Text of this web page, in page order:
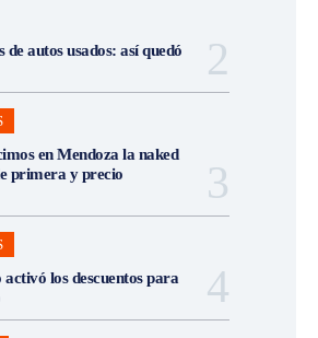
autos usados: así quedó
en Mendoza la naked
primera y precio
los descuentos para